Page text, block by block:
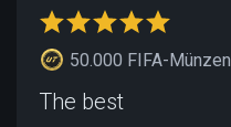
50.000 FIFA-Münzen
The best